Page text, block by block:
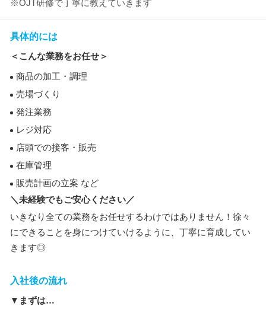
※OJT研修で丁寧に教えていきます
具体的には
＜こんな業務をお任せ＞
商品の加工・調理
売場づくり
発注業務
レジ対応
店頭での接客・販売
在庫管理
販売計画の立案 など
＼未経験でもご安心ください／
いきなり全ての業務をお任せするわけではありません！徐々
にできることを身につけていけるように、丁寧に育成してい
きます◎
入社後の流れ
▼まずは…